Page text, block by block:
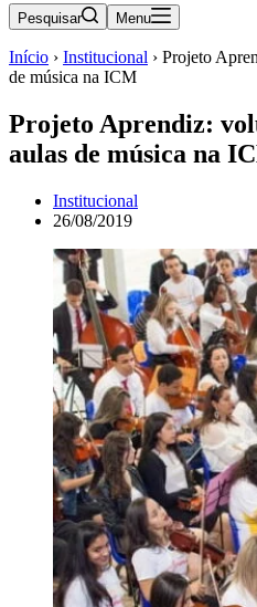
Pesquisar Menu
Início › Institucional › Projeto
de música na ICM
Projeto Aprendiz:
aulas de música na
Institucional
26/08/2019